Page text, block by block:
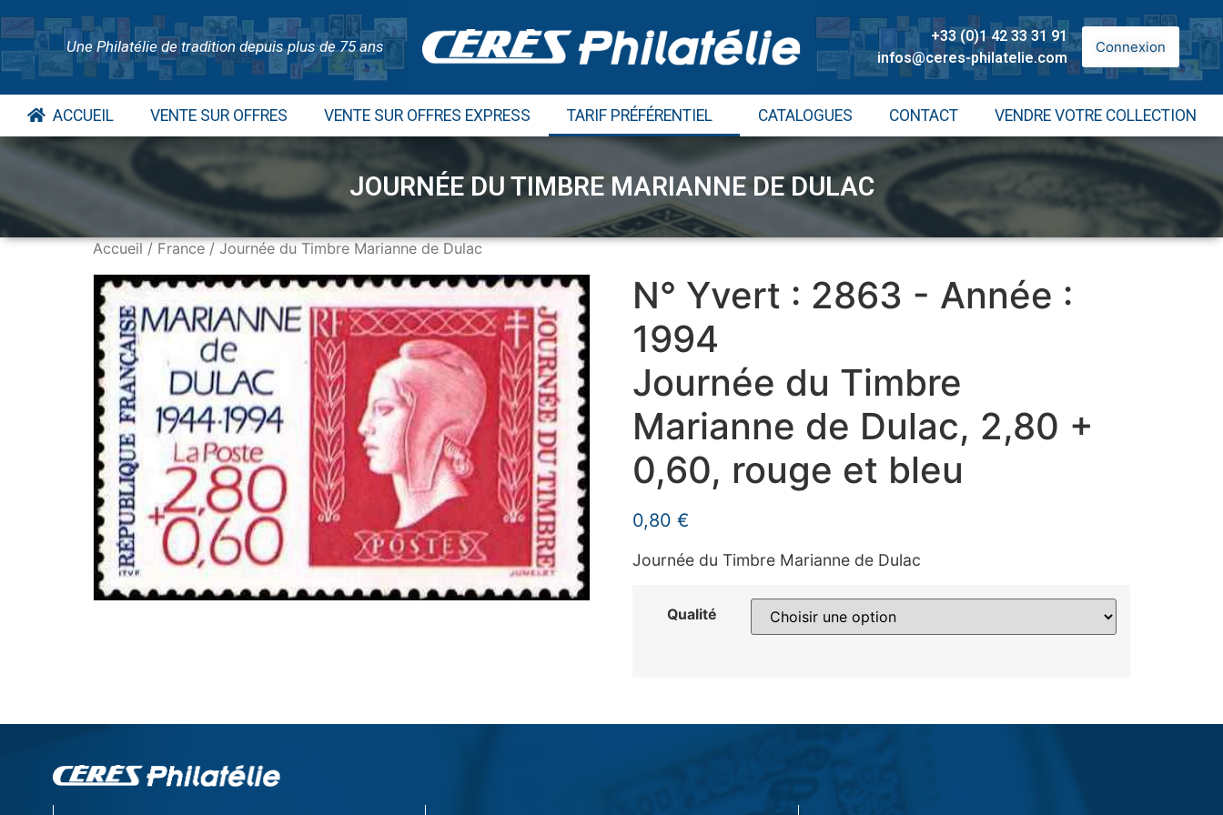
Une Philatélie de tradition depuis plus de 75 ans
+33 (0)1 42 33 31 91
infos@ceres-philatelie.com
Connexion
ACCUEIL VENTE SUR OFFRES VENTE SUR OFFRES EXPRESS TARIF PRÉFÉRENTIEL CATALOGUES CONTACT VENDRE VOTRE COLLECTION
JOURNÉE DU TIMBRE MARIANNE DE DULAC
Accueil/France/ Journée du Timbre Marianne de Dulac
N° Yvert : 2863 - Année :
1994
Journée du Timbre
Marianne de Dulac, 2,80 +
0,60, rouge et bleu
0,80 €
Journée du Timbre Marianne de Dulac
Qualité